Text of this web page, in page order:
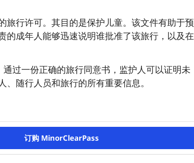
旅行许可。其目的是保护儿童。该文件有助于预
的成年人能够迅速说明谁批准了该旅行，以及在
过一份正确的旅行同意书，监护人可以证明未
随行人员和旅行的所有重要信息。
订购 MinorClearPass